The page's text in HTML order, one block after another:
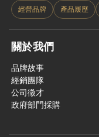
經營品牌 產品履歷
關於我們
品牌故事
經銷團隊
公司徵才
政府部門採購